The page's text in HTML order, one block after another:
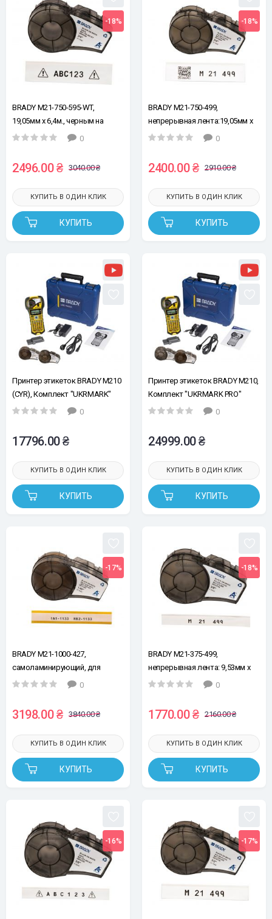
-18%
BRADY M21-750-595-WT,
19,05мм х 6,4м., черным на
белом, винил, лента для
0
2496.00 ₴ 3040.00 ₴
КУПИТЬ
КУПИТЬ В ОДИН КЛИК
-18%
BRADY M21-750-499,
непрерывная лента:19,05мм х
4,87м, черным на белом,
этикеток
0
2400.00 ₴ 2910.00 ₴
КУПИТЬ
КУПИТЬ В ОДИН КЛИК
Принтер этикеток BRADY M210
(CYR), Комплект "UKRMARK"
0
17796.00 ₴
КУПИТЬ
КУПИТЬ В ОДИН КЛИК
Принтер этикеток BRADY M210,
Комплект "UKRMARK PRO"
0
24999.00 ₴
КУПИТЬ
КУПИТЬ В ОДИН КЛИК
-17%
BRADY M21-1000-427,
самоламинирующий, для
провода Ø2,7 - 5,1мм, черный
этикеток
0
3198.00 ₴ 3840.00 ₴
КУПИТЬ
КУПИТЬ В ОДИН КЛИК
-18%
BRADY M21-375-499,
непрерывная лента: 9,53мм х
4,87м, черным на белом,
этикеток
0
1770.00 ₴ 2160.00 ₴
КУПИТЬ
КУПИТЬ В ОДИН КЛИК
-16% -17%